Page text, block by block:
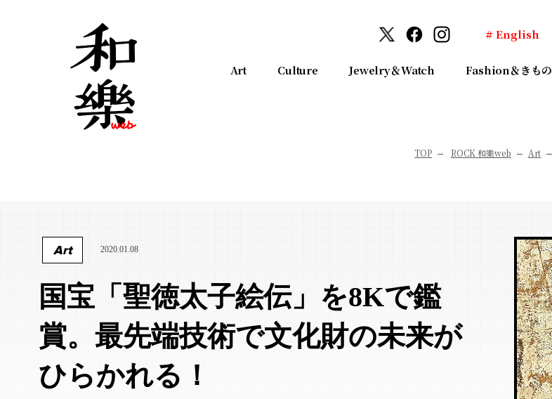
# English
Art Culture Jewelry＆Watch Fashion＆きもの
TOP ROCK 和樂web Art
Art 2020.01.08
国宝「聖徳太子絵伝」を8Kで鑑
賞。最先端技術で文化財の未来が
ひらかれる！